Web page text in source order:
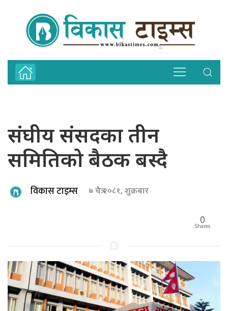
संघीय संसदका तीन
समितिको बैठक बस्दै
विकास टाइम्स ७ चैत्र २०८१, शुक्रबार
0
Shares